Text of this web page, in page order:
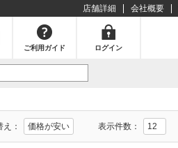
店舗詳細 会社概要
ご利用ガイド ログイン
え： 表示件数：